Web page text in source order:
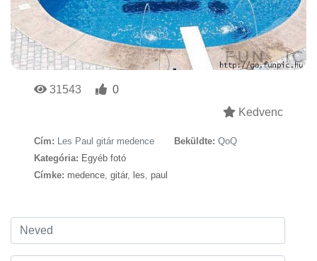
31543
0
Kedvenc
Cím: Les Paul gitár medence Beküldte: QoQ
Kategória: Egyéb fotó
Címke: medence, gitár, les, paul